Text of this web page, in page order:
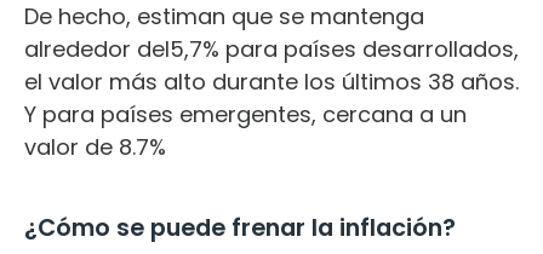
De hecho, estiman que se mantenga
alrededor del5,7% para países desarrollados,
el valor más alto durante los últimos 38 años.
Y para países emergentes, cercana a un
valor de 8.7%
¿Cómo se puede frenar la inflación?